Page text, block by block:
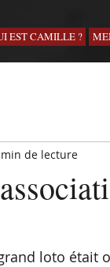
EST CAMILLE ?
de lecture
loto était